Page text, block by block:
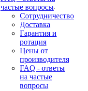
частые вопросы
Сотрудничество
Доставка
Гарантия и
ротация
Цены от
производителя
FAQ - ответы
на частые
вопросы